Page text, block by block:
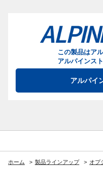
この製品はア
アルパインス
アルパイ
ホーム 製品ラインアップ
オプ